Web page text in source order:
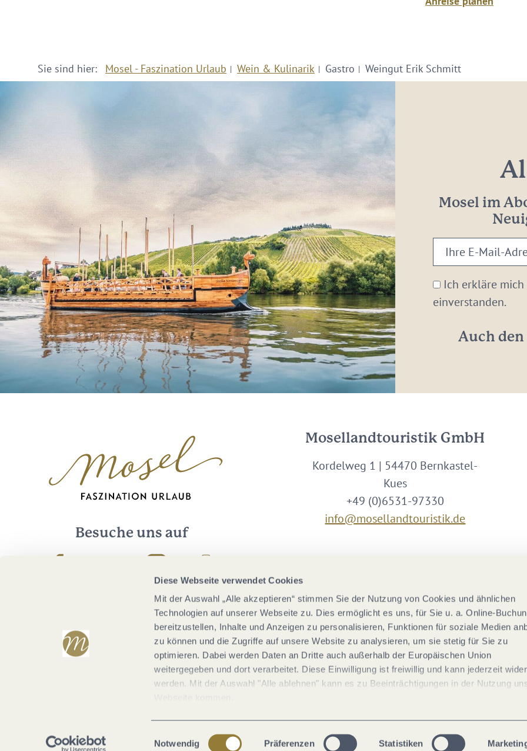
Diese Webseite verwendet Cookies
Mit der Auswahl „Alle akzeptieren“ stimmen Sie der Nutzung von Cookies und ähnlichen
Technologien auf unserer Webseite zu. Dies ermöglicht es uns, für Sie u. a. Online-
bereitzustellen, Inhalte und Anzeigen zu personalisieren, Funktionen für soziale Medien
zu können und die Zugriffe auf unsere Website zu analysieren, um sie stetig für Sie zu
optimieren. Dabei werden Daten an Dritte auch außerhalb der Europäischen Union
weitergegeben und dort verarbeitet. Diese Einwilligung ist freiwillig und kann jederzeit
werden. Mit der Auswahl "Alle ablehnen" kann es zu Beeinträchtigungen in der Nutzung
Einwilligungsauswahl
Notwendig Präferenzen Statistiken
Sie sind hier: Mosel - Faszination Urlaub Wein & Kulinarik Gastro Weingut Erik Schmitt
Mosel im
Ihre
E-
Mail-
Adresse:
Ich erkläre
einverstanden.
Auch den
Besuche uns auf
Mosellandtouristik GmbH
Kordelweg 1 | 54470 Bernkastel-
Kues
+49 (0)6531-97330
info@mosellandtouristik.de